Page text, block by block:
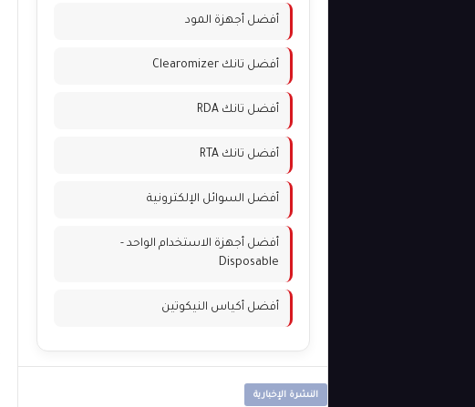
أفضل أجهزة المود
أفضل تانك Clearomizer
أفضل تانك RDA
أفضل تانك RTA
أفضل السوائل الإلكترونية
أفضل أجهزة الاستخدام الواحد -
Disposable
أفضل أكياس النيكوتين
النشرة الإخبارية